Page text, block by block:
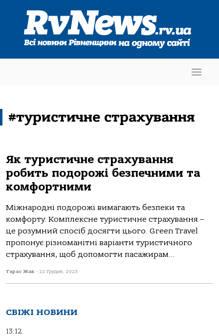
#туристичне страхування
Як туристичне страхування
робить подорожі безпечними та
комфортними
Міжнародні подорожі вимагають безпеки та
комфорту. Комплексне туристичне страхування –
це розумний спосіб досягти цього. Green Travel
пропонує різноманітні варіанти туристичного
страхування, щоб допомогти пасажирам...
Тарас Жак - 22 Грудня, 2023
СВІЖІ НОВИНИ
13:12